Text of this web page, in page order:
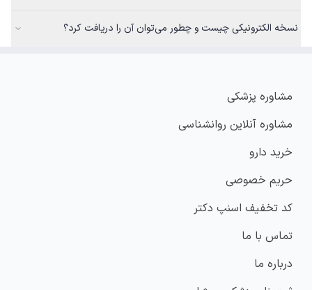
نسخه الکترونیکی چیست و چطور می‌توان آن را دریافت کرد؟
مشاوره پزشکی
مشاوره آنلاین روانشناسی
خرید دارو
حریم خصوصی
کد تخفیف اسنپ دکتر
تماس با ما
درباره ما